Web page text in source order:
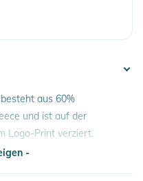
aus 60%
und ist auf der
Logo-Print verziert.
-